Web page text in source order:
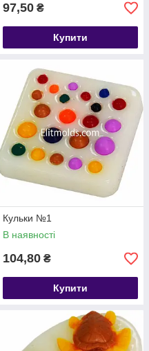
97,50 ₴
Купити
Кульки №1
В наявності
104,80 ₴
Купити